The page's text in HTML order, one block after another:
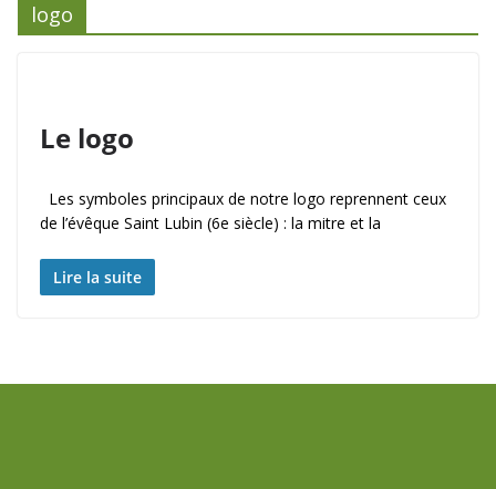
logo
Le logo
Les symboles principaux de notre logo reprennent ceux
de l’évêque Saint Lubin (6e siècle) : la mitre et la
Lire la suite